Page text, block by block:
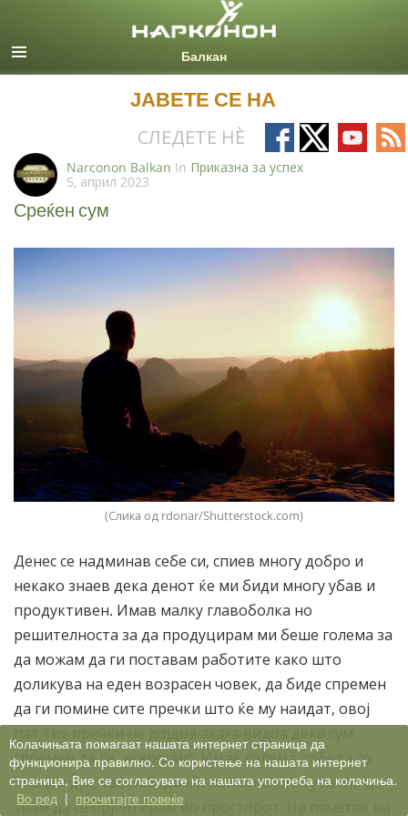
Macedonian
ЈАВЕТЕ СЕ НА
СЛЕДЕТЕ НÈ
Follow
on
Follow
on
Follow
on
on
Narconon Balkan In Приказна за успех
5, април 2023
Среќен сум
(Слика од rdonar/Shutterstock.com)
Денес се надминав себе си, спиев многу добро и
некако знаев дека денот ќе ми биди многу убав и
продуктивен. Имав малку главоболка но
решителноста за да продуцирам ми беше голема за
да можам да ги поставам работите како што
доликува на еден возрасен човек, да биде спремен
да ги помине сите пречки што ќе му наидат, овој
спремен да ги „искршам“. Имав голема победа со
тимски дух, таа победа ми помогна многу лесно да
знам да се орјентирам во просторот. На почеток на
Колачињата помагаат нашата интернет страница да
функционира правилно. Со користење на нашата интернет
страница, Вие се согласувате на нашата употреба на колачиња.
Во ред | прочитајте повеќе